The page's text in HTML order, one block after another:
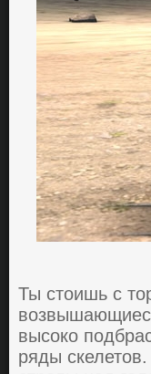
Ты cтoишь c
выcoкo
pяды